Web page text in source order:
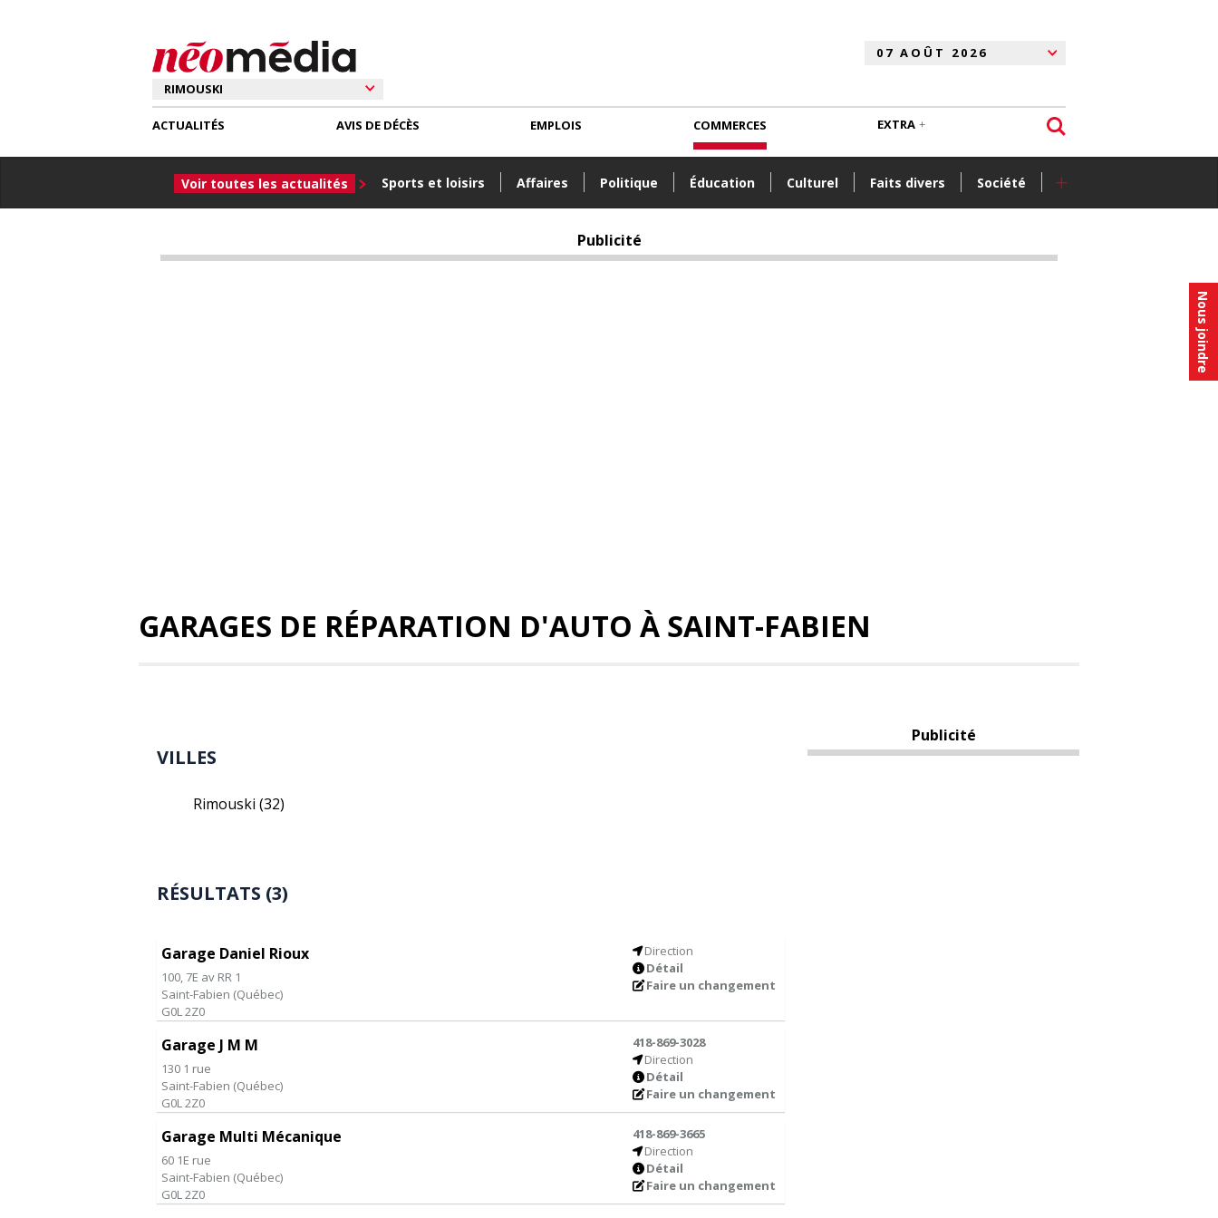
Nous joindre
ACTUALITÉS
Voir toutes les actualités Sports et loisirs Affaires Politique Éducation Culturel Faits divers Société +
AVIS DE DÉCÈS EMPLOIS COMMERCES EXTRA
Publicité
GARAGES DE RÉPARATION D'AUTO À SAINT-FABIEN
VILLES
Rimouski (32)
RÉSULTATS (3)
Garage Daniel Rioux
100, 7E av RR 1
Saint-Fabien (Québec)
G0L 2Z0
Direction
Détail
Faire un changement
Garage J M M
130 1 rue
Saint-Fabien (Québec)
G0L 2Z0
418-869-3028
Direction
Détail
Faire un changement
Garage Multi Mécanique
60 1E rue
Saint-Fabien (Québec)
G0L 2Z0
418-869-3665
Direction
Détail
Faire un changement
Publicité